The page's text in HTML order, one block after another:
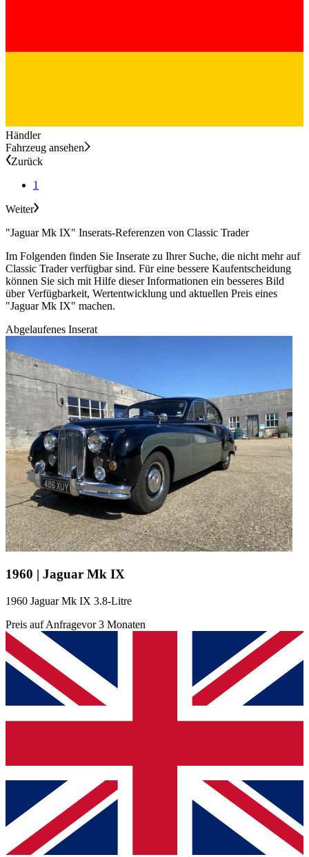
Händler
Fahrzeug ansehen
Zurück
1
Weiter
"Jaguar Mk IX" Inserats-Referenzen von Classic Trader
Im Folgenden finden Sie Inserate zu Ihrer Suche, die nicht mehr auf
Classic Trader verfügbar sind. Für eine bessere Kaufentscheidung
können Sie sich mit Hilfe dieser Informationen ein besseres Bild
über Verfügbarkeit, Wertentwicklung und aktuellen Preis eines
"Jaguar Mk IX" machen.
Abgelaufenes Inserat
1960 | Jaguar Mk IX
1960 Jaguar Mk IX 3.8-Litre
Preis auf Anfragevor 3 Monaten